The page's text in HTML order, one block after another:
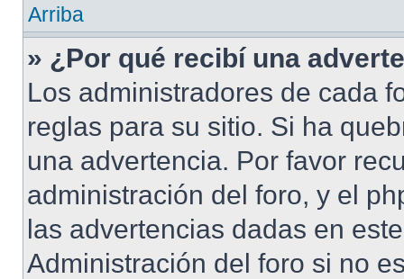
Arriba
» ¿Por qué recibí una
Los administradores de cada
reglas para su sitio. Si ha
una advertencia. Por favor
administración del foro, y el
las advertencias dadas en
Administración del foro si no